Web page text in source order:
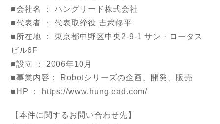
■会社名 ： ハングリード株式会社
■代表者 ： 代表取締役 吉武修平
■所在地 ： 東京都中野区中央2-9-1 サン・ロータス
ビル6F
■設立 ： 2006年10月
■事業内容： Robotシリーズの企画、開発、販売
■HP ： https://www.hunglead.com/
【本件に関するお問い合わせ先】